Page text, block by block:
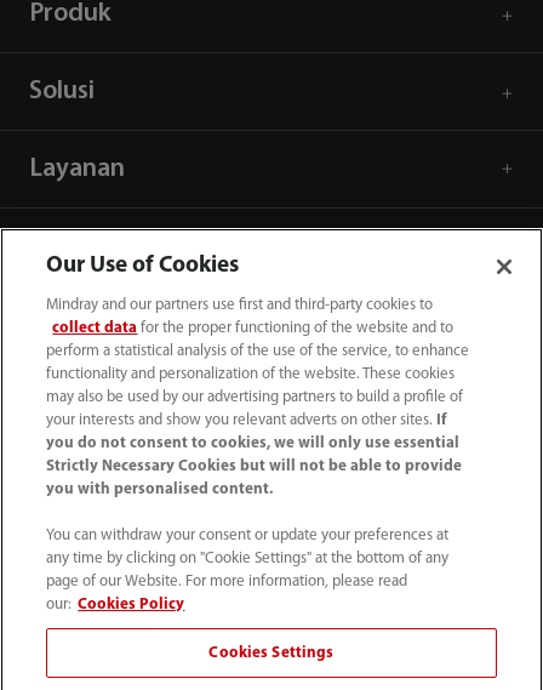
Produk
Solusi
Layanan
Karier
Tentang Kami
Informasi Kontak
Our Use of Cookies
Mindray and our partners use first and third-party cookies to
collect data for the proper functioning of the website and to
perform a statistical analysis of the use of the service, to enhance
functionality and personalization of the website. These cookies
may also be used by our advertising partners to build a profile of
your interests and show you relevant adverts on other sites.
If
you do not consent to cookies, we will only use essential
Strictly Necessary Cookies but will not be able to provide
you with personalised content.
You can withdraw your consent or update your preferences at
any time by clicking on "Cookie Settings" at the bottom of any
page of our Website. For more information, please read
our: Cookies Policy
Cookies Settings